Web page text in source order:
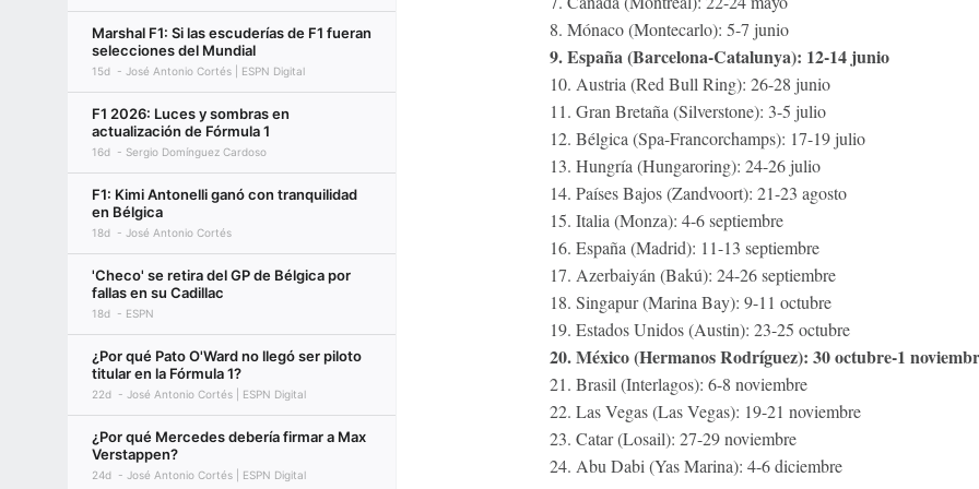
Marshal F1: Si las escuderías de F1 fueran
selecciones del Mundial
15d José Antonio Cortés | ESPN Digital
F1 2026: Luces y sombras en
actualización de Fórmula 1
16d Sergio Domínguez Cardoso
F1: Kimi Antonelli ganó con tranquilidad
en Bélgica
18d José Antonio Cortés
'Checo' se retira del GP de Bélgica por
fallas en su Cadillac
18d ESPN
¿Por qué Pato O'Ward no llegó ser piloto
titular en la Fórmula 1?
22d José Antonio Cortés | ESPN Digital
¿Por qué Mercedes debería firmar a Max
Verstappen?
24d José Antonio Cortés | ESPN Digital
8. Mónaco (Montecarlo): 5-7 junio
9. España (Barcelona-Catalunya): 12-14 junio
10. Austria (Red Bull Ring): 26-28 junio
11. Gran Bretaña (Silverstone): 3-5 julio
12. Bélgica (Spa-Francorchamps): 17-19 julio
13. Hungría (Hungaroring): 24-26 julio
14. Países Bajos (Zandvoort): 21-23 agosto
15. Italia (Monza): 4-6 septiembre
16. España (Madrid): 11-13 septiembre
17. Azerbaiyán (Bakú): 24-26 septiembre
18. Singapur (Marina Bay): 9-11 octubre
19. Estados Unidos (Austin): 23-25 octubre
20. México (Hermanos Rodríguez): 30 octubre-1
21. Brasil (Interlagos): 6-8 noviembre
22. Las Vegas (Las Vegas): 19-21 noviembre
23. Catar (Losail): 27-29 noviembre
24. Abu Dabi (Yas Marina): 4-6 diciembre